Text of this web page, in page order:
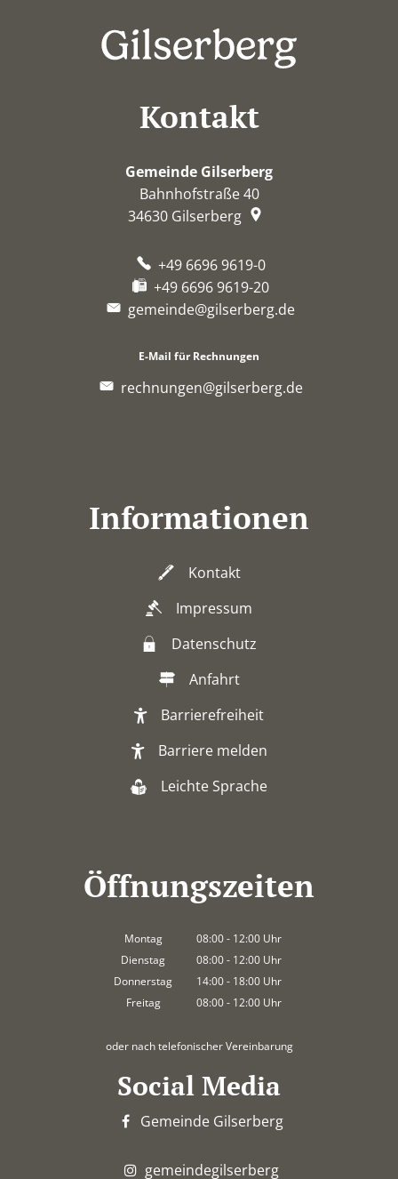
Kontakt
Gemeinde Gilserberg
Bahnhofstraße 40
34630 Gilserberg
+49 6696 9619-0
+49 6696 9619-20
gemeinde@gilserberg.de
E-Mail für Rechnungen
rechnungen@gilserberg.de
Informationen
Kontakt
Impressum
Datenschutz
Anfahrt
Barrierefreiheit
Barriere melden
Leichte Sprache
Öffnungszeiten
Montag 08:00- 12:00 Uhr
Von 08:00 bis 12:00 Uhr
Dienstag 08:00- 12:00 Uhr
Von 08:00 bis 12:00 Uhr
Donnerstag 14:00- 18:00 Uhr
Von 14:00 bis 18:00 Uhr
Freitag 08:00- 12:00 Uhr
oder nach telefonischer Vereinbarung
Social Media
Gemeinde Gilserberg
gemeindegilserberg